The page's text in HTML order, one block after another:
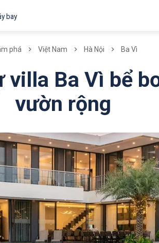
bay
phá Việt Nam Hà Nội Ba Vì
villa Ba Vì bể
vườn rộng